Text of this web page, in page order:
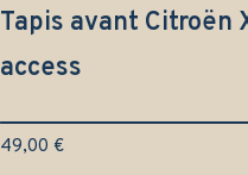
Tapis avant Citroën
access
49,00 €